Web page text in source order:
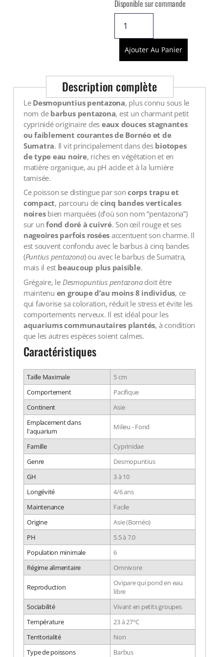
Disponible sur commande
Ajouter Au Panier
Description complète
Le Desmopuntius pentazona, plus connu sous le
nom de barbus pentazona, est un charmant petit
cyprinidé originaire des eaux douces stagnantes
ou faiblement courantes de Bornéo et de
Sumatra. Il vit principalement dans des biotopes
de type eau noire, riches en végétation et en
matière organique, au pH acide et à la lumière
tamisée.
Ce poisson se distingue par soncorps trapu et
compact, parcouru de cinq bandes verticales
noiresbien marquées (d’où son nom “pentazona”)
sur unfond doré à cuivré. Son œil rouge et ses
nageoires parfois rosées accentuent son charme. Il
est souvent confondu avec le barbus à cinq bandes
(Puntius pentazona) ou avec le barbus de Sumatra,
mais il est beaucoup plus paisible.
Grégaire, le Desmopuntius pentazonadoit être
maintenu en groupe d’au moins 8 individus, ce
qui favorise sa coloration, réduit le stress et évite les
comportements nerveux. Il est idéal pour les
aquariums communautaires plantés, à condition
que les autres espèces soient calmes.
Caractéristiques
Taille Maximale
5 cm
Comportement
Pacifique
Continent
Asie
Emplacement dans
l'aquarium
Milieu - Fond
Famille
Cyprinidae
Genre
Desmopuntius
GH
3 à 10
Longévité
4/6 ans
Maintenance
Facile
Origine
Asie (Bornéo)
PH
5.5 à 7.0
Population minimale
6
Régime alimentaire
Omnivore
Reproduction
Ovipare qui pond en eau
libre
Sociabilité
Vivant en petits groupes
Température
23 à 27°C
Territorialité
Non
Type de poissons
Barbus